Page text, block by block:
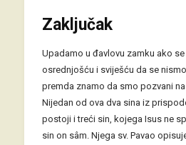
Zaključak
Upadamo u đavlovu zamku ako
osrednjošću i sviješću da se
premda znamo da smo pozvani
Nijedan od ova dva sina iz
postoji i treći sin, kojega Isus ne
sin on sâm. Njega sv. Pavao